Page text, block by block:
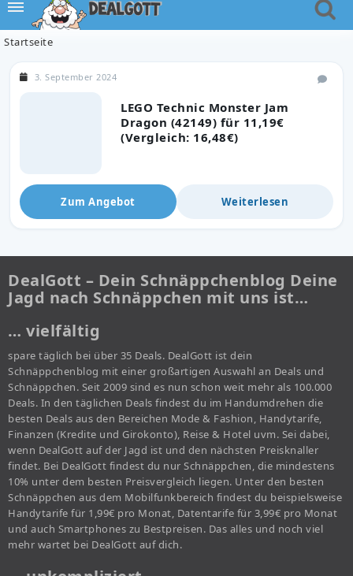
Startseite
LEGO Technic Monster Jam
Dragon (42149) für 11,19€
(Vergleich: 16,48€)
3. September 2024
Zum Angebot Weiterlesen
DealGott – Dein Schnäppchenblog Deine
Jagd nach Schnäppchen mit uns ist…
… vielfältig
spare täglich bei über 35 Deals. DealGott ist dein
Schnäppchenblog mit einer großartigen Auswahl an Deals und
Schnäppchen. Seit 2009 sind es nun schon weit mehr als 100.000
Deals. In den täglichen Deals findest du im Handumdrehen die
besten Deals aus den Bereichen Mode & Fashion, Handytarife,
Finanzen (Kredite und Girokonto), Reise & Hotel uvm. Sei dabei,
wenn DealGott auf der Jagd ist und den nächsten Preisknaller
findet. Bei DealGott findest du nur Schnäppchen, die mindestens
10% unter dem besten Preisvergleich liegen. Unter den besten
Schnäppchen aus dem Mobilfunkbereich findest du beispielsweise
Handytarife für 1,99€ pro Monat, Datentarife für 3,99€ pro Monat
und auch Smartphones zu Bestpreisen. Das alles und noch viel
mehr wartet bei DealGott auf dich.